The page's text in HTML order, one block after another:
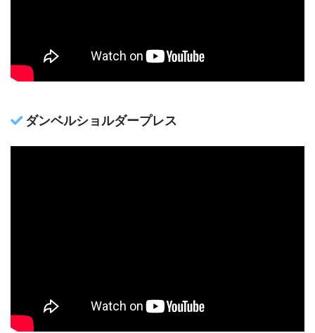
ダンベルショルダープレス